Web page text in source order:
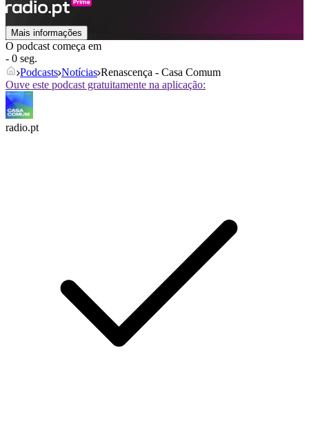
Mais informações
O podcast começa em
- 0 seg.
Podcasts Notícias Renascença - Casa Comum
Ouve este podcast gratuitamente na aplicação:
radio.pt